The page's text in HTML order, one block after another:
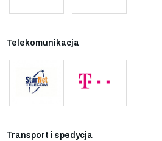
Telekomunikacja
Transport i spedycja